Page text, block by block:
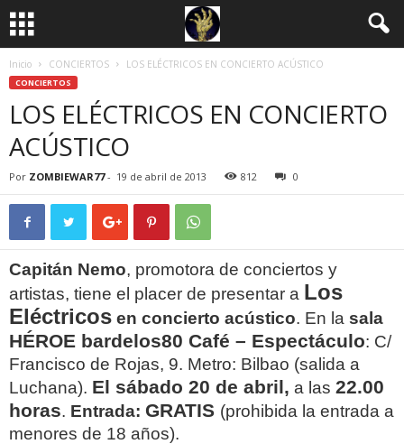
Inicio CONCIERTOS LOS ELÉCTRICOS EN CONCIERTO ACÚSTICO
CONCIERTOS
LOS ELÉCTRICOS EN CONCIERTO
ACÚSTICO
Por ZOMBIEWAR77- 19 de abril de 2013 812 0
Capitán Nemo, promotora de conciertos y
artistas, tiene el placer de presentar a Los
Eléctricos en concierto acústico. En la sala
HÉROE bardelos80 Café – Espectáculo: C/
Francisco de Rojas, 9. Metro: Bilbao (salida a
Luchana). El sábado 20 de abril, a las 22.00
horas. Entrada: GRATIS (prohibida la entrada a
menores de 18 años).